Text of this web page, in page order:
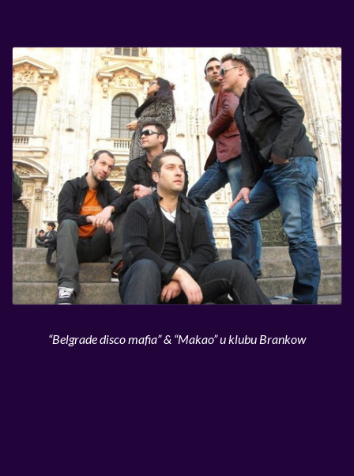
“Belgrade disco mafia” & “Makao” u klubu Brankow